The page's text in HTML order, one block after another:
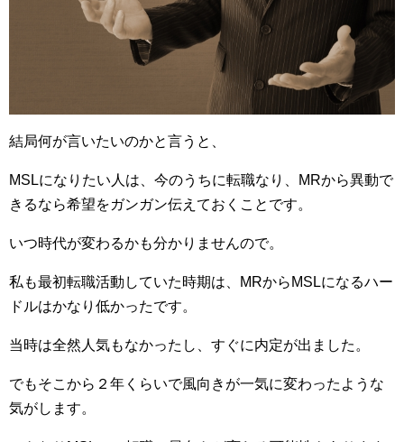
結局何が言いたいのかと言うと、
MSLになりたい人は、今のうちに転職なり、MRから異動で
きるなら希望をガンガン伝えておくことです。
いつ時代が変わるかも分かりませんので。
私も最初転職活動していた時期は、MRからMSLになるハー
ドルはかなり低かったです。
当時は全然人気もなかったし、すぐに内定が出ました。
でもそこから２年くらいで風向きが一気に変わったような
気がします。